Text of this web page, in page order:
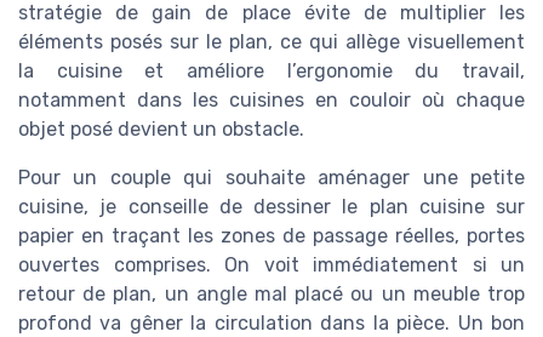
stratégie de gain de place évite de multiplier les
éléments posés sur le plan, ce qui allège visuellement
la cuisine et améliore l’ergonomie du travail,
notamment dans les cuisines en couloir où chaque
objet posé devient un obstacle.
Pour un couple qui souhaite aménager une petite
cuisine, je conseille de dessiner le plan cuisine sur
papier en traçant les zones de passage réelles, portes
ouvertes comprises. On voit immédiatement si un
retour de plan, un angle mal placé ou un meuble trop
profond va gêner la circulation dans la pièce. Un bon